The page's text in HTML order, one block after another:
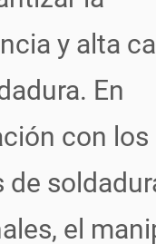
y alta
En
con los
de
el